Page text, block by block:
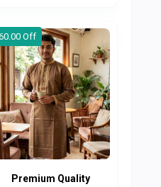
Off
Premium Quality